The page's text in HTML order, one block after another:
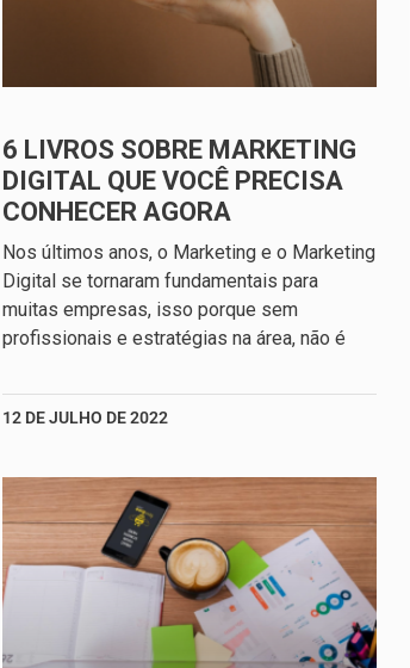
6 LIVROS SOBRE MARKETING
DIGITAL QUE VOCÊ PRECISA
CONHECER AGORA
Nos últimos anos, o Marketing e o Marketing
Digital se tornaram fundamentais para
muitas empresas, isso porque sem
profissionais e estratégias na área, não é
12 DE JULHO DE 2022